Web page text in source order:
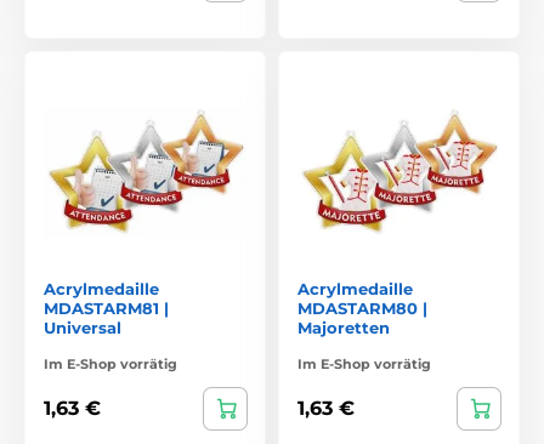
Acrylmedaille
MDASTARM81 |
Universal
Im E-Shop vorrätig
1,63 €
Acrylmedaille
MDASTARM80 |
Majoretten
Im E-Shop vorrätig
1,63 €